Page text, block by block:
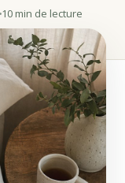
10 min de lecture